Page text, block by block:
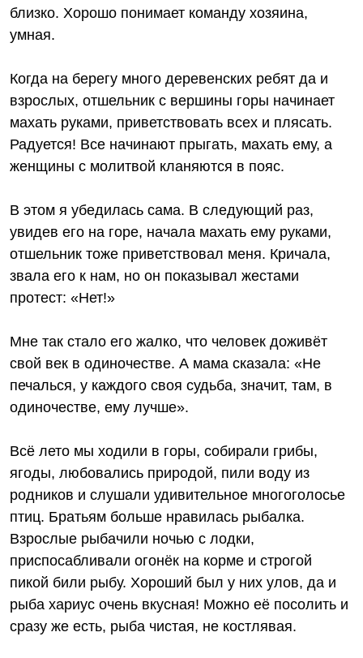
близко. Хорошо понимает команду хозяина,
умная.
Когда на берегу много деревенских ребят да и
взрослых, отшельник с вершины горы начинает
махать руками, приветствовать всех и плясать.
Радуется! Все начинают прыгать, махать ему, а
женщины с молитвой кланяются в пояс.
В этом я убедилась сама. В следующий раз,
увидев его на горе, начала махать ему руками,
отшельник тоже приветствовал меня. Кричала,
звала его к нам, но он показывал жестами
протест: «Нет!»
Мне так стало его жалко, что человек доживёт
свой век в одиночестве. А мама сказала: «Не
печалься, у каждого своя судьба, значит, там, в
одиночестве, ему лучше».
Всё лето мы ходили в горы, собирали грибы,
ягоды, любовались природой, пили воду из
родников и слушали удивительное многоголосье
птиц. Братьям больше нравилась рыбалка.
Взрослые рыбачили ночью с лодки,
приспосабливали огонёк на корме и строгой
пикой били рыбу. Хороший был у них улов, да и
рыба хариус очень вкусная! Можно её посолить и
сразу же есть, рыба чистая, не костлявая.